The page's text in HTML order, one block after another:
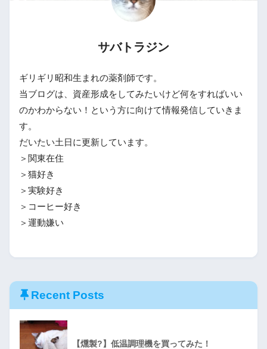
サバトラジン
ギリギリ昭和生まれの薬剤師です。
当ブログは、資産形成をしてみたいけど何をすればいい
のかわからない！という方に向けて情報発信していきま
す。
だいたい土日に更新しています。
＞関東在住
＞猫好き
＞実験好き
＞コーヒー好き
＞運動嫌い
Recent Posts
【燻製?】低温調理機を買ってみた！